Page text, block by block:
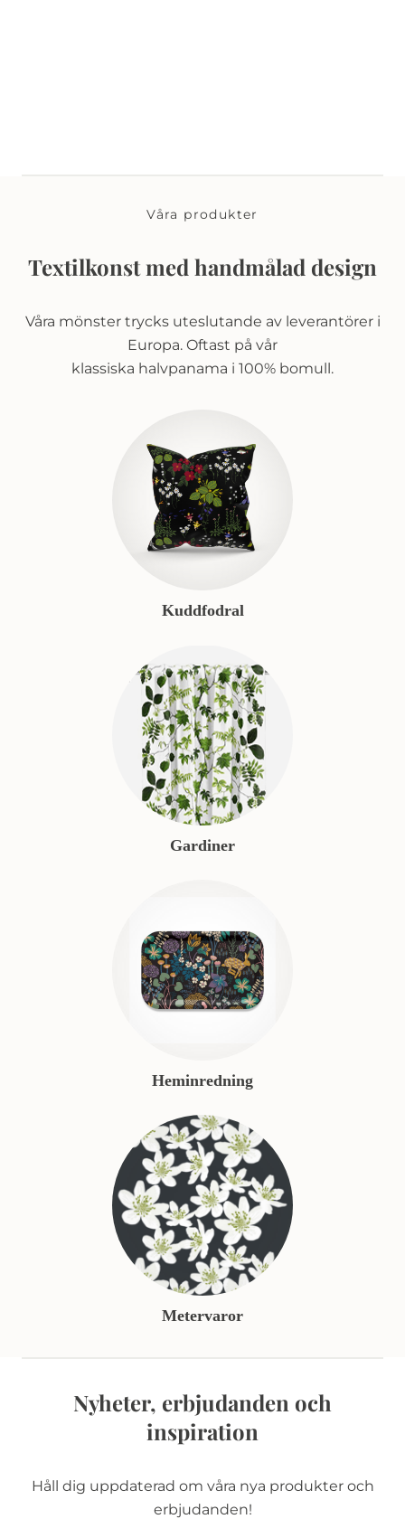
Våra produkter
Textilkonst med handmålad design
Våra mönster trycks uteslutande av leverantörer i
Europa. Oftast på vår
klassiska halvpanama i 100% bomull.
Kuddfodral
Gardiner
Heminredning
Metervaror
Nyheter, erbjudanden och
inspiration
Håll dig uppdaterad om våra nya produkter och
erbjudanden!